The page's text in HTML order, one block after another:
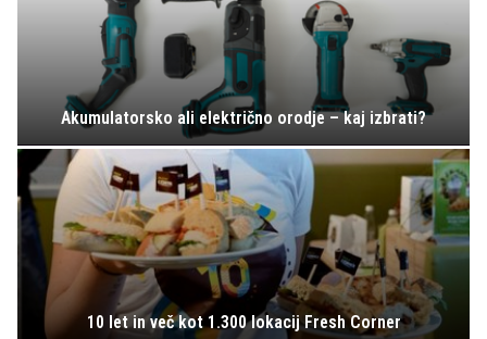
Akumulatorsko ali električno orodje – kaj izbrati?
10 let in več kot 1.300 lokacij Fresh Corner